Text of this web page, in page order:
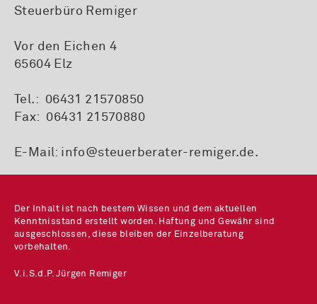
Steuerbüro Remiger
Vor den Eichen 4
65604 Elz
Tel.: 06431 21570850
Fax: 06431 21570880
E-Mail: info@steuerberater-remiger.de.
Der Inhalt ist nach bestem Wissen und dem aktuellen
Kenntnisstand erstellt worden. Haftung und Gewähr sind
ausgeschlossen, diese bleiben der Einzelberatung
vorbehalten.
V.i.S.d.P. Jürgen Remiger